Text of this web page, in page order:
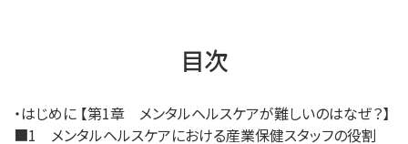
目次
・はじめに 【第1章 メンタルヘルスケアが難しいのはなぜ？】
■1 メンタルヘルスケアにおける産業保健スタッフの役割